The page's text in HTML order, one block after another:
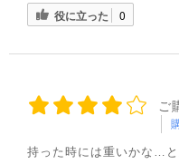
役に立った 0
ご
持った時には重いかな…